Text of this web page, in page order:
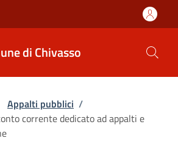
di Chivasso
Appalti pubblici /
corrente dedicato ad appalti e